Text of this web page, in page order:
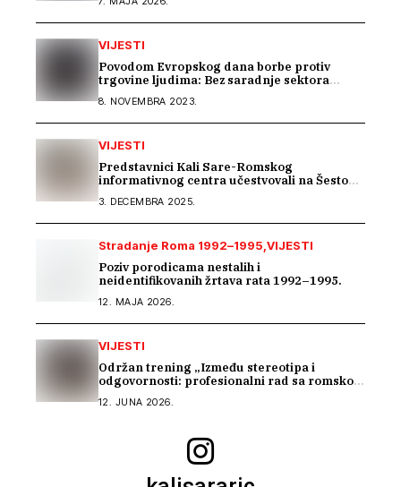
VIJESTI
Povodom Evropskog dana borbe protiv
trgovine ljudima: Bez saradnje sektora
8. NOVEMBRA 2023.
VIJESTI
Predstavnici Kali Sare-Romskog
informativnog centra učestvovali na Šestom
3. DECEMBRA 2025.
Stradanje Roma 1992–1995 VIJESTI
Poziv porodicama nestalih i
neidentifikovanih žrtava rata 1992–1995.
12. MAJA 2026.
VIJESTI
Održan trening „Između stereotipa i
odgovornosti: profesionalni rad sa romskom
12. JUNA 2026.